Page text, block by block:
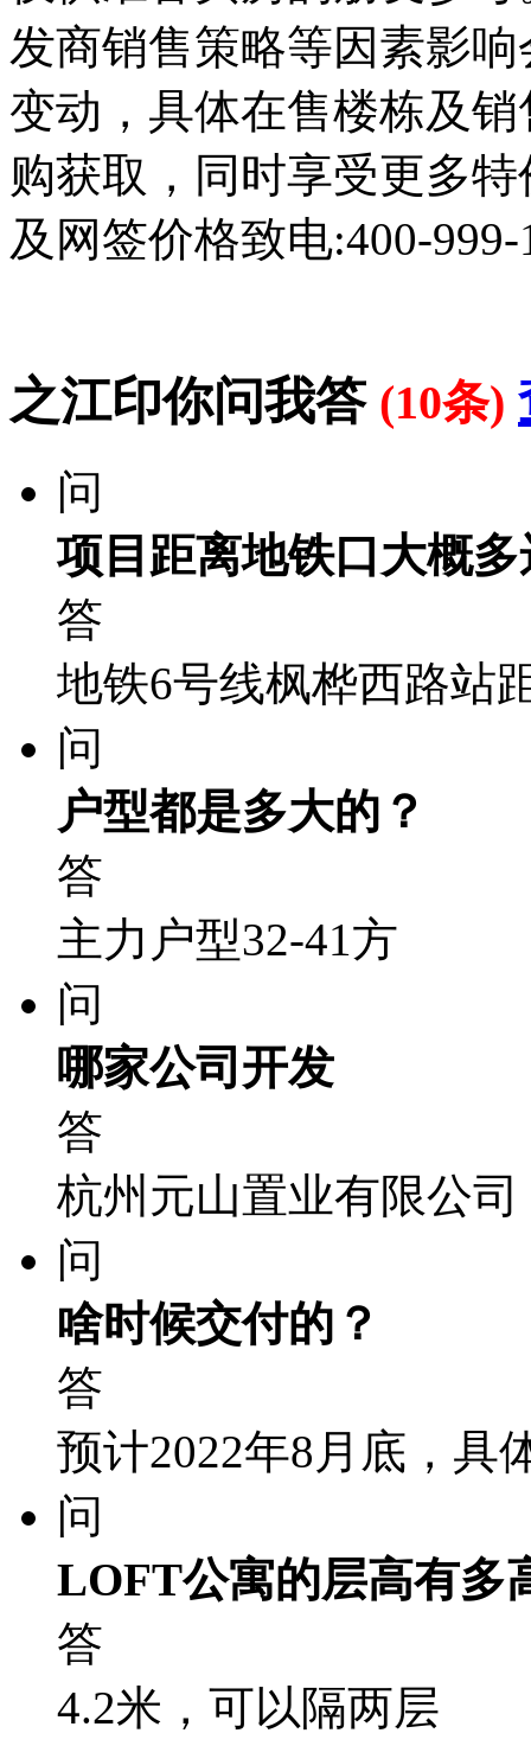
发商销售策略等因素影
变动，具体在售楼栋及
购获取，同时享受更多
及网签价格致电:400-
之江印你问我答 (10条)
问
项目距离地铁口大概多
答
地铁6号线枫桦西路站
问
户型都是多大的？
答
主力户型32-41方
问
哪家公司开发
答
杭州元山置业有限公司
问
啥时候交付的？
答
预计2022年8月底，具
问
LOFT公寓的层高有多
答
4.2米，可以隔两层